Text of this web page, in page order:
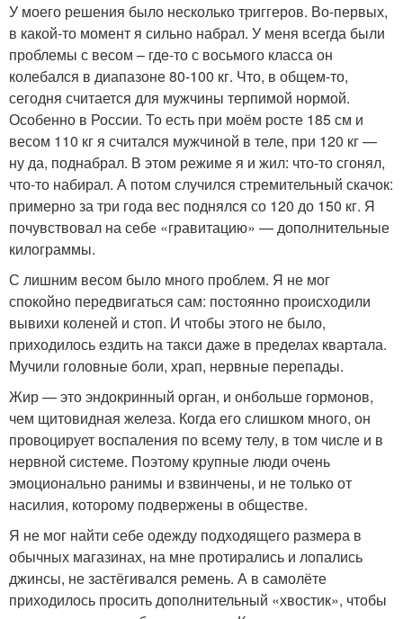
У моего решения было несколько триггеров. Во-первых,
в какой-то момент я сильно набрал. У меня всегда были
проблемы с весом – где-то с восьмого класса он
колебался в диапазоне 80-100 кг. Что, в общем-то,
сегодня считается для мужчины терпимой нормой.
Особенно в России. То есть при моём росте 185 см и
весом 110 кг я считался мужчиной в теле, при 120 кг —
ну да, поднабрал. В этом режиме я и жил: что-то сгонял,
что-то набирал. А потом случился стремительный скачок:
примерно за три года вес поднялся со 120 до 150 кг. Я
почувствовал на себе «гравитацию» — дополнительные
килограммы.
С лишним весом было много проблем. Я не мог
спокойно передвигаться сам: постоянно происходили
вывихи коленей и стоп. И чтобы этого не было,
приходилось ездить на такси даже в пределах квартала.
Мучили головные боли, храп, нервные перепады.
Жир — это эндокринный орган, и онбольше гормонов,
чем щитовидная железа. Когда его слишком много, он
провоцирует воспаления по всему телу, в том числе и в
нервной системе. Поэтому крупные люди очень
эмоционально ранимы и взвинчены, и не только от
насилия, которому подвержены в обществе.
Я не мог найти себе одежду подходящего размера в
обычных магазинах, на мне протирались и лопались
джинсы, не застёгивался ремень. А в самолёте
приходилось просить дополнительный «хвостик», чтобы